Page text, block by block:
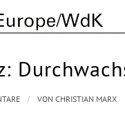
/ VON CHRISTIAN MARX